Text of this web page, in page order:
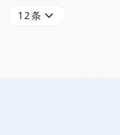
12条